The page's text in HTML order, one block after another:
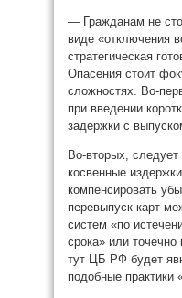
— Гражданам не
виде «отключения
стратегическая
Опасения стоит
сложностях. Во-
при введении
задержки с
Во-вторых,
косвенные
компенсировать
перевыпуск карт
систем «по
срока» или
тут ЦБ РФ будет
подобные практики